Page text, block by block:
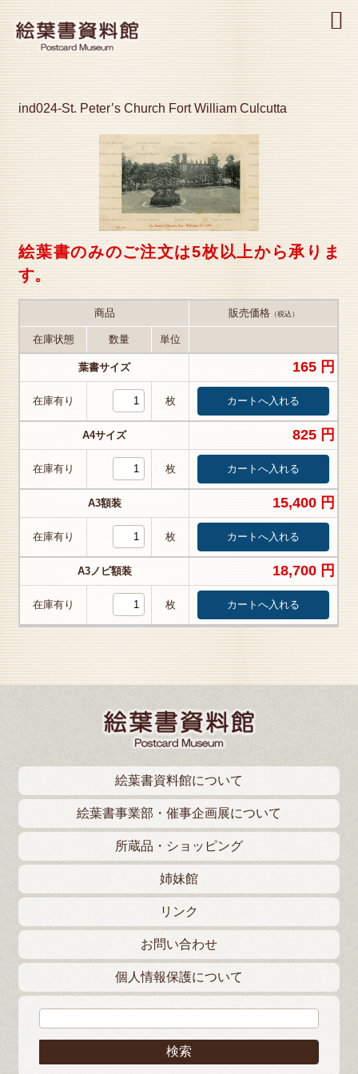
ind024-St. Peter’s Church Fort William Culcutta
絵葉書のみのご注文は5枚以上から承りま
す。
商品 販売価格（税込）
在庫状態 数量 単位
葉書サイズ 165 円
在庫有り 枚
A4サイズ 825 円
在庫有り 枚
A3額装 15,400 円
在庫有り 枚
A3ノビ額装 18,700 円
在庫有り 枚
絵葉書資料館について
絵葉書事業部・催事企画展について
所蔵品・ショッピング
姉妹館
リンク
お問い合わせ
個人情報保護について